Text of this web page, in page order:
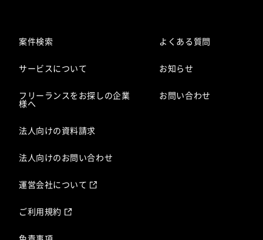
案件検索
サービスについて
フリーランスをお探しの企業
様へ
法人向けの資料請求
法人向けのお問い合わせ
よくある質問
お知らせ
お問い合わせ
運営会社について
ご利用規約